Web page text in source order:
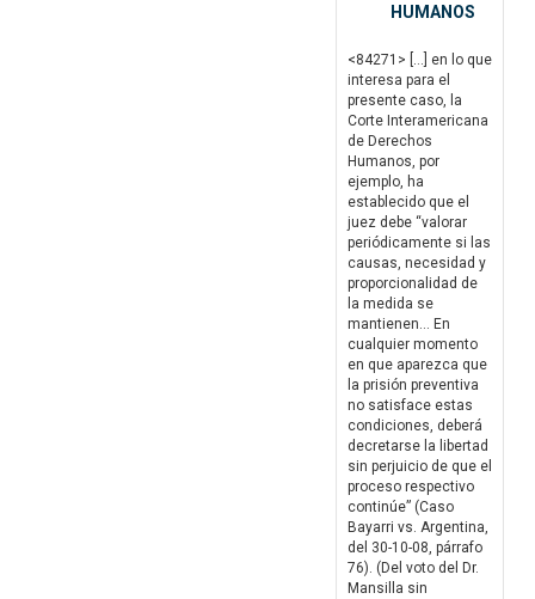
HUMANOS
<84271> […] en lo que
interesa para el
presente caso, la
Corte Interamericana
de Derechos
Humanos, por
ejemplo, ha
establecido que el
juez debe “valorar
periódicamente si las
causas, necesidad y
proporcionalidad de
la medida se
mantienen… En
cualquier momento
en que aparezca que
la prisión preventiva
no satisface estas
condiciones, deberá
decretarse la libertad
sin perjuicio de que el
proceso respectivo
continúe” (Caso
Bayarri vs. Argentina,
del 30-10-08, párrafo
76). (Del voto del Dr.
Mansilla sin